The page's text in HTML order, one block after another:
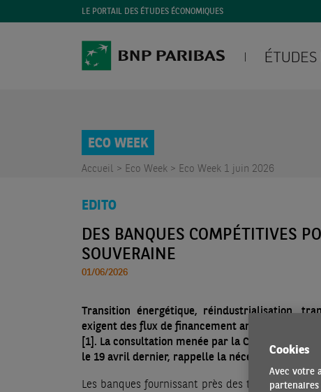
LE PORTAIL DES ÉTUDES ÉCONOMIQUES
ECO WEEK
Accueil > Eco Week > Eco Week 1 juin 2026
EDITO
DES BANQUES COMPÉTITIVES
SOUVERAINE
01/06/2026
Transition énergétique, réindustrialisation,
exigent des flux de financement annuels bien
[1] . La consultation menée par la Commission
le 19 avril dernier, rappelle la nécessité d’un
Les banques fournissant près des trois quarts
Cookies
Avec votre